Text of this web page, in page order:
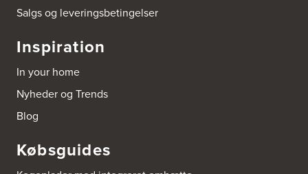
Arnum El-service ApS
Vestergade 30
6510 Gram
http://www.el-salg.dk
Norgesvej 24C
Tel.:73702533
http://www.aubo.dk
Salgs og leveringsbetingelser
Inspiration
In your home
Nyheder og Trends
Blog
Købsguides